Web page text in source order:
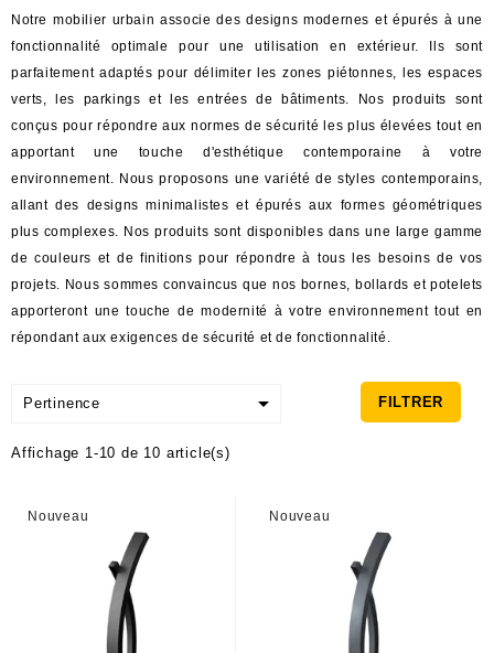
Notre mobilier urbain associe des designs modernes et épurés à une
fonctionnalité optimale pour une utilisation en extérieur. Ils sont
parfaitement adaptés pour délimiter les zones piétonnes, les espaces
verts, les parkings et les entrées de bâtiments. Nos produits sont
conçus pour répondre aux normes de sécurité les plus élevées tout en
apportant une touche d'esthétique contemporaine à votre
environnement. Nous proposons une variété de styles contemporains,
allant des designs minimalistes et épurés aux formes géométriques
plus complexes. Nos produits sont disponibles dans une large gamme
de couleurs et de finitions pour répondre à tous les besoins de vos
projets. Nous sommes convaincus que nos bornes, bollards et potelets
apporteront une touche de modernité à votre environnement tout en
répondant aux exigences de sécurité et de fonctionnalité.
Pertinence  FILTRER
Affichage 1-10 de 10 article(s)
Nouveau Nouveau